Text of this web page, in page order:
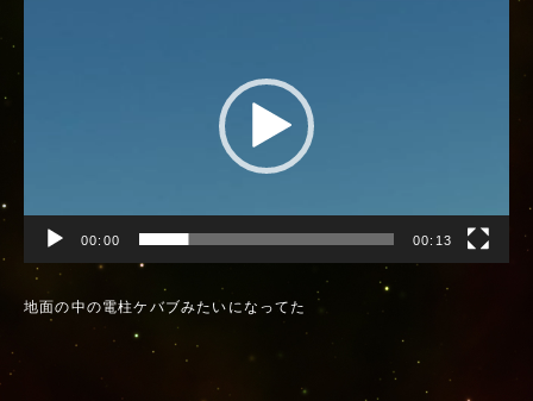
00:00 00:13
地面の中の電柱ケバブみたいになってた